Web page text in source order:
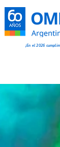
¡En el 2026